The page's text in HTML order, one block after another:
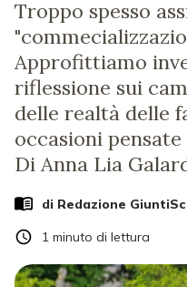
Troppo spesso
Approfittiamo
riflessione sui
delle realtà delle
occasioni
Di Anna Lia
di Redazione
1 minuto di lettura